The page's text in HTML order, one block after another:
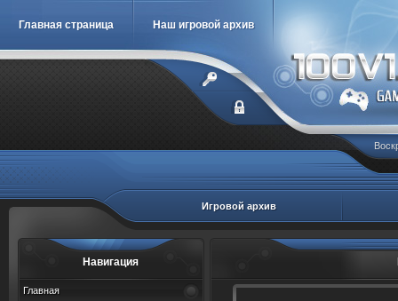
Главная страница Наш игровой архив
Игровой архив
Навигация
Главная